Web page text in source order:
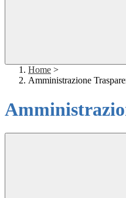
Home >
Amministrazione